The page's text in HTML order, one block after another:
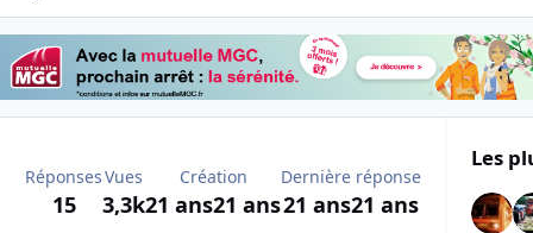
Réponses
15
Vues
3,3k
Création
21 ans21 ans
Dernière réponse
21 ans21 ans
Les